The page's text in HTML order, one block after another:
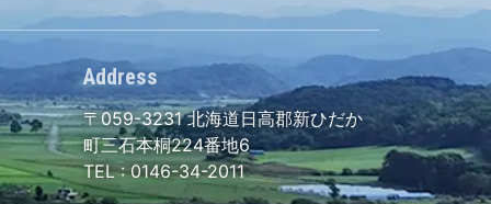
Address
〒059-3231北海道日高郡新ひだか
町三石本桐224番地6
TEL :0146-34-2011